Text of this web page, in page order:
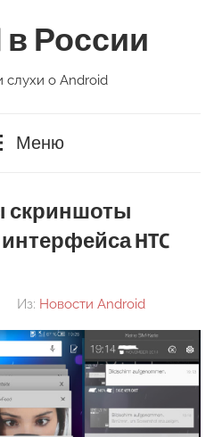
в России
слухи о Android
Меню
скриншоты
HTC
Из: Новости Android